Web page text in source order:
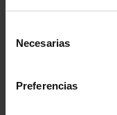
Necesarias
Preferencias
Travaillez avec nous
Anglais